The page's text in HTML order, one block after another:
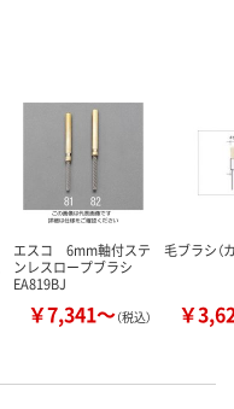
エスコ 6mm軸付ステ
ンレスロープブラシ
EA819BJ
￥7,341～（税込）
毛ブラシ（
￥